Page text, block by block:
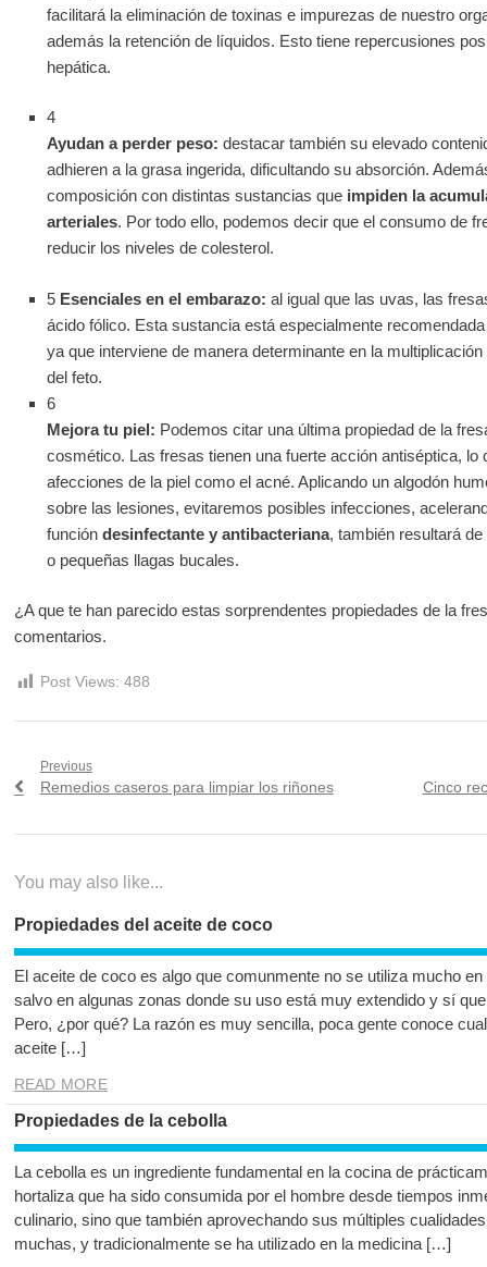
facilitará la eliminación de toxinas e impurezas de nuestro
además la retención de líquidos. Esto tiene repercusiones
hepática.
4
Ayudan a perder peso: destacar también su elevado
adhieren a la grasa ingerida, dificultando su absorción.
composición con distintas sustancias que impiden la
arteriales. Por todo ello, podemos decir que el consumo de
reducir los niveles de colesterol.
5 Esenciales en el embarazo: al igual que las uvas, las
ácido fólico. Esta sustancia está especialmente
ya que interviene de manera determinante en la
del feto.
6
Mejora tu piel: Podemos citar una última propiedad de la
cosmético. Las fresas tienen una fuerte acción antiséptica, lo
afecciones de la piel como el acné. Aplicando un algodón
sobre las lesiones, evitaremos posibles infecciones,
función desinfectante y antibacteriana, también resultará
o pequeñas llagas bucales.
¿A que te han parecido estas sorprendentes propiedades de la
comentarios.
Post Views: 488
Navegación
Previous
Previous
Remedios caseros para limpiar los riñones
Next
Cinco
You may also like...
Propiedades del aceite de coco
El aceite de coco es algo que comunmente no se utiliza mucho
salvo en algunas zonas donde su uso está muy extendido y sí
Pero, ¿por qué? La razón es muy sencilla, poca gente conoce
aceite […]
READ MORE
Propiedades de la cebolla
La cebolla es un ingrediente fundamental en la cocina de
hortaliza que ha sido consumida por el hombre desde tiempos
culinario, sino que también aprovechando sus múltiples
muchas, y tradicionalmente se ha utilizado en la medicina […]